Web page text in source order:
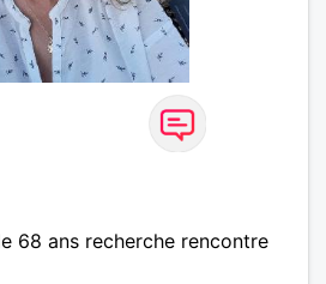
68 ans recherche rencontre